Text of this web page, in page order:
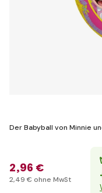
Der Babyball von Minnie
2,96 €
2,49 € ohne MwSt